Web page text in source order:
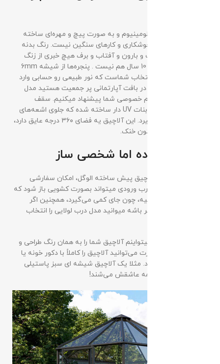
بدنه این آلاچیق از آلومینیوم و به صورت پیچ و مهره‌ای ساخته
شده، یعنی خبری از جوشکاری و کارهای سنگین نیست. رنگ بدنه
الکترواستاتیک هست و بارون و آفتاب و برف هیچ خبری از زنگ
زدگی خوردی حتی در 10 سال هم نیست . پنجره‌ها از شیشه‌ 6mm
شفاف یا دودی به انتخاب شماست که نور طبیعی رو حسابی وارد
فضا می‌کنن، ولی اگر در بافت آپارتمانی پر جمعیت هستید مدل
دودی رو برا حفظ حریم خصوصی شما پیشنهاد میکنیم. سقف
آلاچیق هم از پلی کربنات UV دار ساخته شده که جلوی اشعه‌های
مضر خورشید را می‌گیرد. این آلاچیق یه فضای ۳۶۰ درجه عایق دارد،
زمستون گرم و تابستون خنک.
آلاچیقی آماده اما شخصی ساز
یکی از مزیت های آلاچیق پیش ساخته الوگل، امکان سفارشی
ساخت آن میباشد. درب ورودی میتواند بصورت کشویی باز شود که
برای فضاهای تنگ عالیه، چون جای کمی می‌گیرد، همچنین اگر
دوستدارید با کلاس تر باشه میوانید مدل درب لولایی را انتخاب
هر رنگی که بخایید میتواینم آلاچیق شما را به همان رنگ طراحی و
اجرا کنیم، به این صورت می‌توانید آلاچیق را کاملاً با دکور خونه یا
باغچه‌ منزل ست کنید. مثلا یک آلاچیق شیشه ای سبز پاستیلی
توی حیاط سبز که همه عاشقش می‌شند!